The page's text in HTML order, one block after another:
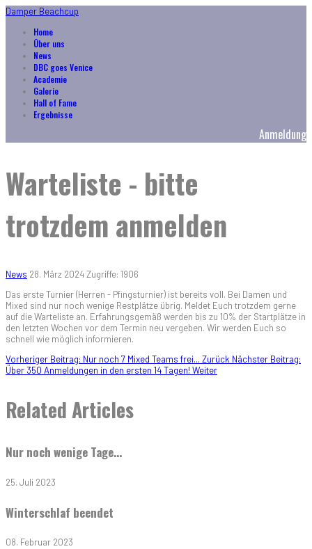
Damper Beachcup
Home
Über uns
News
DBC goes Venice
Academie
Galerie
Hall of Fame
Ergebnisse
Anmeldung
Warteliste - bitte
trotzdem anmelden
News 28. März 2024Zugriffe: 1906
Das erste Turnier (Herren - Pfingsturnier) ist bereits voll. Bei Damen und
Mixed sind nur noch wenige Restplätze übrig. Meldet Euch trotzdem gerne
auf die Warteliste an. Erfahrungsgemäß werden bis zu 10% der Startplätze in
den letzten Wochen vor dem Termin neu vergeben. Wir werden Euch so
schnell wie möglich informieren.
Vorheriger Beitrag: Nur noch 7 Mixed Teams frei... Zurück Nächster Beitrag:
Über 350 Anmeldungen in den ersten 14 Tagen! Weiter
Related Articles
Nur noch wenige Tage...
25. Juli 2023
Winterschlaf beendet
08. Februar 2023